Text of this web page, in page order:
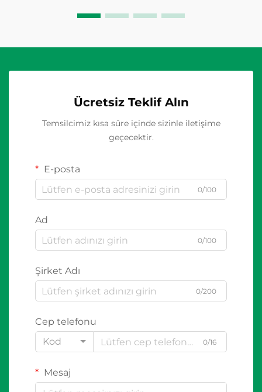
Ücretsiz Teklif Alın
Temsilcimiz kısa süre içinde sizinle iletişime
geçecektir.
E-posta
0/100
Ad
0/100
Şirket Adı
0/200
Cep telefonu
Kod
0/16
Mesaj